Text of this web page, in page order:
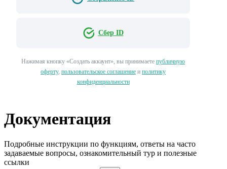
Сбер ID
Нажимая кнопку «Создать аккаунт», вы принимаете публичную
оферту, пользовательское соглашение и политику
конфиденциальности
Документация
Подробные инструкции по функциям, ответы на часто
задаваемые вопросы, ознакомительный тур и полезные
ссылки